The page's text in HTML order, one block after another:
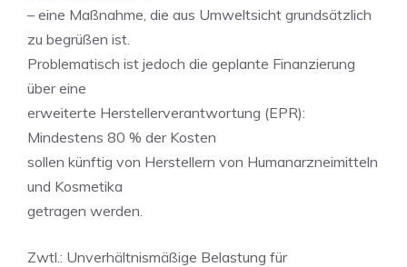
– eine Maßnahme, die aus Umweltsicht grundsätzlich
zu begrüßen ist.
Problematisch ist jedoch die geplante Finanzierung
über eine
erweiterte Herstellerverantwortung (EPR):
Mindestens 80 % der Kosten
sollen künftig von Herstellern von Humanarzneimitteln
und Kosmetika
getragen werden.
Zwtl.: Unverhältnismäßige Belastung für